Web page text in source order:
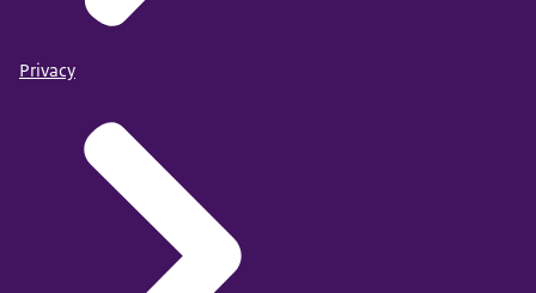
Privacy